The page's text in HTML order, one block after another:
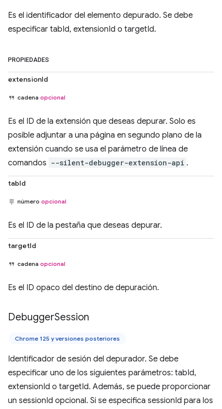
Es el identificador del elemento depurado. Se debe
especificar tabId, extensionId o targetId.
PROPIEDADES
extensionId
cadena opcional
Es el ID de la extensión que deseas depurar. Solo es
posible adjuntar a una página en segundo plano de la
extensión cuando se usa el parámetro de línea de
comandos --silent-debugger-extension-api .
tabId
número opcional
Es el ID de la pestaña que deseas depurar.
targetId
cadena opcional
Es el ID opaco del destino de depuración.
DebuggerSession
Chrome 125 y versiones posteriores
Identificador de sesión del depurador. Se debe
especificar uno de los siguientes parámetros: tabId,
extensionId o targetId. Además, se puede proporcionar
un sessionId opcional. Si se especifica sessionId para los